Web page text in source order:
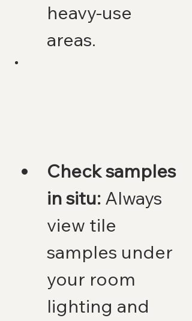
heavy-use
areas.
Check samples
in situ: Always
view tile
samples under
your room
lighting and